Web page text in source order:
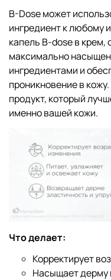
B-Dose может
ингредиент к любому
капель B-dose в
максимально
ингредиентами и
проникновение в
продукт, который
именно вашей кожи.
Что делает:
Корректирует
Насыщает дерму